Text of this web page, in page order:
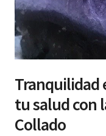
Tranquilidad
tu salud con
Collado